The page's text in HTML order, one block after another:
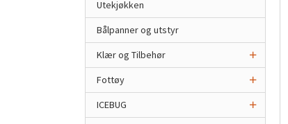
Utekjøkken
Bålpanner og utstyr
Klær og Tilbehør
Fottøy
ICEBUG